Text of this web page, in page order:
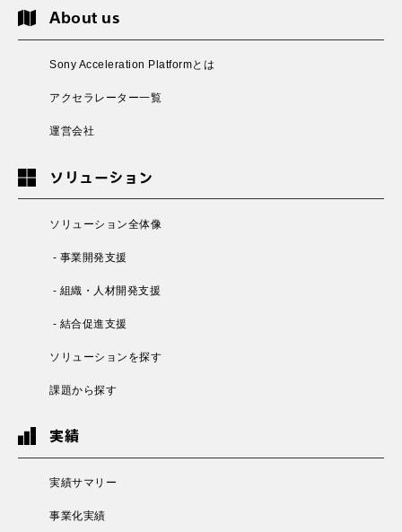
About us
Sony Acceleration Platformとは
アクセラレーター一覧
運営会社
ソリューション
ソリューション全体像
- 事業開発支援
- 組織・人材開発支援
- 結合促進支援
ソリューションを探す
課題から探す
実績
実績サマリー
事業化実績